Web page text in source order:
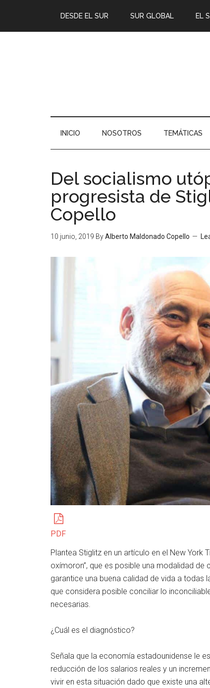
DESDE EL SUR SUR GLOBAL EL
INICIO NOSOTROS TEMÁTICAS
Del socialismo
progresista de
Copello
10 junio, 2019 ByAlberto Maldonado Copello
PDF
Plantea Stiglitz en un artículo en el New York
oxímoron”, que es posible una modalidad
garantice una buena calidad de vida a todas
que considera posible conciliar lo
necesarias.
¿Cuál es el diagnóstico?
Señala que la economía estadounidense le
reducción de los salarios reales y un
vivir en esta situación dado que existe una